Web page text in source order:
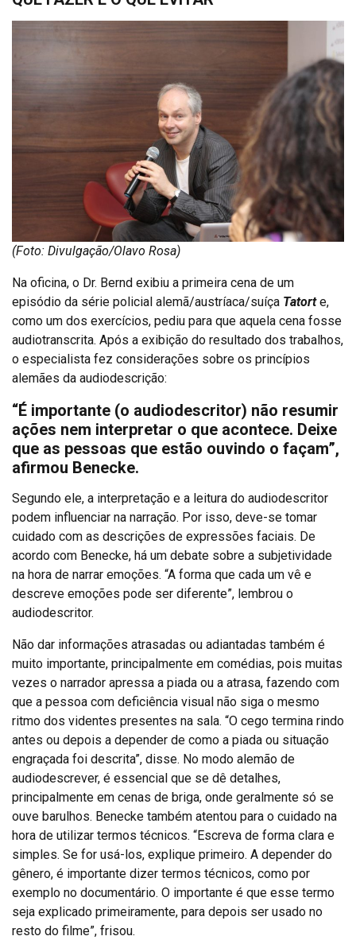
(Foto: Divulgação/Olavo Rosa)
Na oficina, o Dr. Bernd exibiu a primeira cena de um
episódio da série policial alemã/austríaca/suíça Tatorte,
como um dos exercícios, pediu para que aquela cena fosse
audiotranscrita. Após a exibição do resultado dos trabalhos,
o especialista fez considerações sobre os princípios
alemães da audiodescrição:
“É importante (o audiodescritor) não resumir
ações nem interpretar o que acontece. Deixe
que as pessoas que estão ouvindo o façam”,
afirmou Benecke.
Segundo ele, a interpretação e a leitura do audiodescritor
podem influenciar na narração. Por isso, deve-se tomar
cuidado com as descrições de expressões faciais. De
acordo com Benecke, há um debate sobre a subjetividade
na hora de narrar emoções. “A forma que cada um vê e
descreve emoções pode ser diferente”, lembrou o
audiodescritor.
Não dar informações atrasadas ou adiantadas também é
muito importante, principalmente em comédias, pois muitas
vezes o narrador apressa a piada ou a atrasa, fazendo com
que a pessoa com deficiência visual não siga o mesmo
ritmo dos videntes presentes na sala. “O cego termina rindo
antes ou depois a depender de como a piada ou situação
engraçada foi descrita”, disse. No modo alemão de
audiodescrever, é essencial que se dê detalhes,
principalmente em cenas de briga, onde geralmente só se
ouve barulhos. Benecke também atentou para o cuidado na
hora de utilizar termos técnicos. “Escreva de forma clara e
simples. Se for usá-los, explique primeiro. A depender do
gênero, é importante dizer termos técnicos, como por
exemplo no documentário. O importante é que esse termo
seja explicado primeiramente, para depois ser usado no
resto do filme”, frisou.